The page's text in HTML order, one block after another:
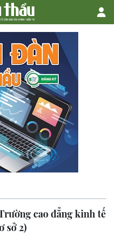
cao đẳng kinh tế
sở 2)